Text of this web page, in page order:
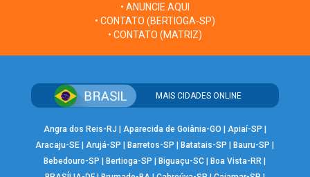
• ANUNCIE AQUI
• CONTATO (BERTIOGA-SP)
• CONTATO (MATRIZ)
MAIS CIDADES ONLINE
Angra dos Reis-RJ | Aparecida de Goiânia-GO | Apiaí-SP |
Aracaju-SE | Arujá-SP |Barretos-SP |Batatais-SP |Bauru-SP |
Bebedouro-SP |Bertioga-SP |Biguaçu-SC |Boa Vista-RR |